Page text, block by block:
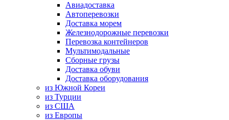
Авиадоставка
Автоперевозки
Доставка морем
Железнодорожные перевозки
Перевозка контейнеров
Мультимодальные
Сборные грузы
Доставка обуви
Доставка оборудования
из Южной Кореи
из Турции
из США
из Европы